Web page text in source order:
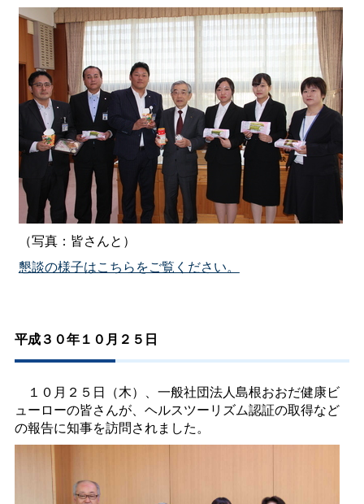
（写真：皆さんと）
懇談の様子はこちらをご覧ください。
平成３０年１０月２５日
１０月２５日（木）、一般社団法人島根おおだ健康ビ
ューローの皆さんが、ヘルスツーリズム認証の取得など
の報告に知事を訪問されました。